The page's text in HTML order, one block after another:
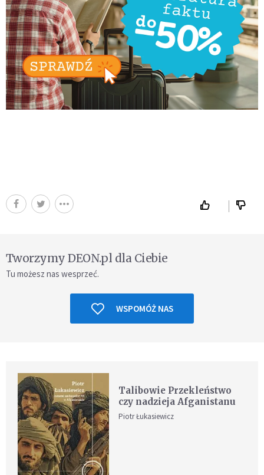
Tworzymy DEON.pl dla Ciebie
Tu możesz nas wesprzeć.
WSPOMÓŻ NAS
Talibowie Przekleństwo
czy nadzieja Afganistanu
Piotr Łukasiewicz